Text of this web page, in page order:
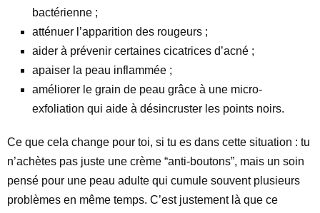
bactérienne ;
atténuer l’apparition des rougeurs ;
aider à prévenir certaines cicatrices d’acné ;
apaiser la peau inflammée ;
améliorer le grain de peau grâce à une micro-
exfoliation qui aide à désincruster les points noirs.
Ce que cela change pour toi, si tu es dans cette situation : tu
n’achètes pas juste une crème “anti-boutons”, mais un soin
pensé pour une peau adulte qui cumule souvent plusieurs
problèmes en même temps. C’est justement là que ce